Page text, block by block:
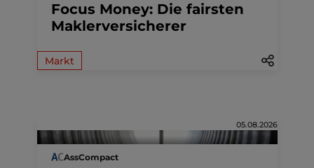
Focus Money: Die fairsten
Maklerversicherer
Markt
05.08.2026
AssCompact